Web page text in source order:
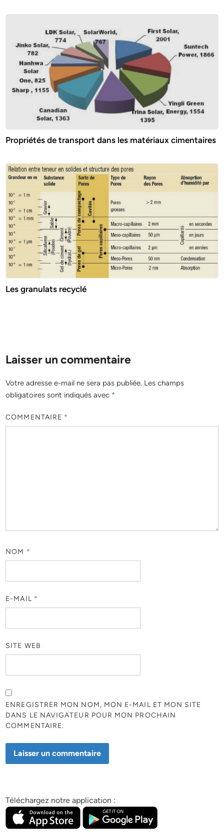
Propriétés de transport dans les matériaux cimentaires
Les granulats recyclé
Laisser un commentaire
Votre adresse e-mail ne sera pas publiée. Les champs
obligatoires sont indiqués avec *
COMMENTAIRE *
NOM *
E-MAIL *
SITE WEB
ENREGISTRER MON NOM, MON E-MAIL ET MON SITE
DANS LE NAVIGATEUR POUR MON PROCHAIN
COMMENTAIRE.
Téléchargez notre application :